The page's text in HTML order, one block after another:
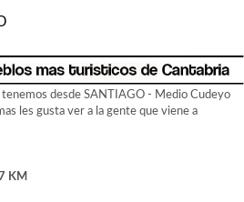
tenemos desde SANTIAGO - Medio Cudeyo
les gusta ver a la gente que viene a
KM